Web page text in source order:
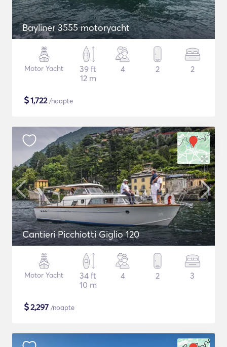
Bayliner 3555 motoryacht
Motor Yacht
39 ft
12 m
4 2 2
$1,722/noapte
Cantieri Picchiotti Giglio 120
Motor Yacht
34 ft
10 m
4 2 3
$2,297 /noapte